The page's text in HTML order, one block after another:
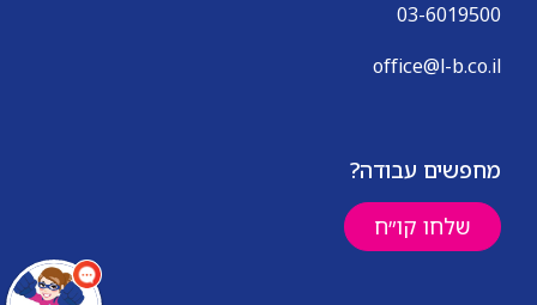
03-6019500
office@l-b.co.il
מחפשים עבודה?
שלחו קו״ח